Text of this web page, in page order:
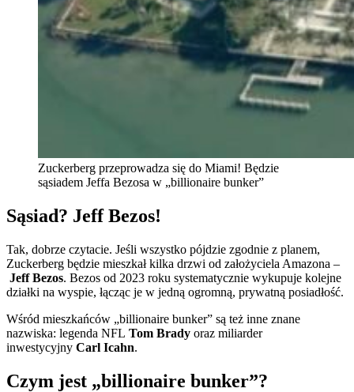
Zuckerberg przeprowadza się do Miami! Będzie
sąsiadem Jeffa Bezosa w „billionaire bunker”
Sąsiad? Jeff Bezos!
Tak, dobrze czytacie. Jeśli wszystko pójdzie zgodnie z planem,
Zuckerberg będzie mieszkał kilka drzwi od założyciela Amazona –
Jeff Bezos. Bezos od 2023 roku systematycznie wykupuje kolejne
działki na wyspie, łącząc je w jedną ogromną, prywatną posiadłość.
Wśród mieszkańców „billionaire bunker” są też inne znane
nazwiska: legenda NFL Tom Brady oraz miliarder
inwestycyjny Carl Icahn.
Czym jest „billionaire bunker”?